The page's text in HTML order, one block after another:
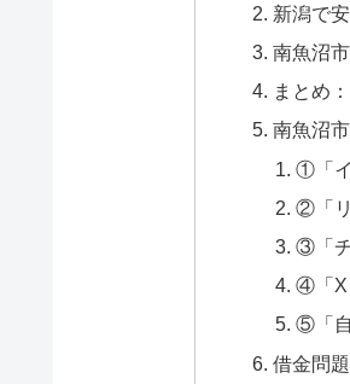
新潟で
南魚沼
まとめ
南魚沼
①「イ
②「リ
③「チ
④「X
⑤「自
借金問